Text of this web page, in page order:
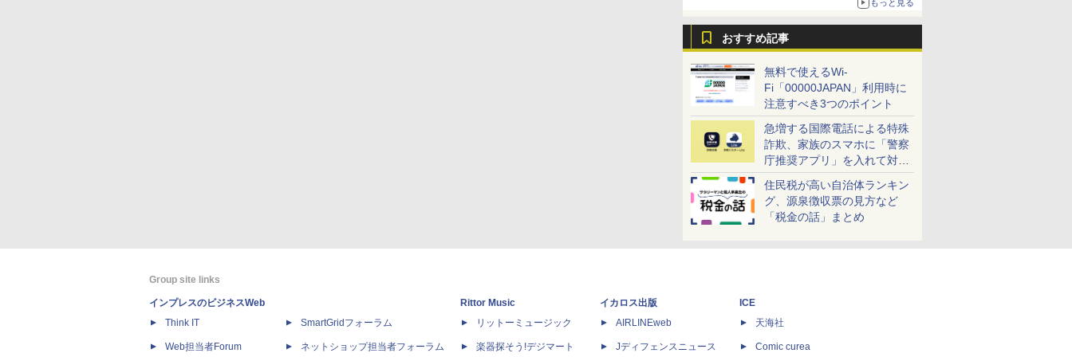
もっと見る
おすすめ記事
無料で使えるWi-
Fi「00000JAPAN」利用時に
注意すべき3つのポイント
急増する国際電話による特殊
詐欺、家族のスマホに「警察
庁推奨アプリ」を入れて対策
しよう！
住民税が高い自治体ランキン
グ、源泉徴収票の見方など
「税金の話」まとめ
Group site links
インプレスのビジネスWeb
Think IT
Web担当者Forum
SmartGridフォーラム
ネットショップ担当者フォーラム
Rittor Music
リットーミュージック
楽器探そう!デジマート
イカロス出版
AIRLINEweb
Jディフェンスニュース
ICE
天海社
Comic curea